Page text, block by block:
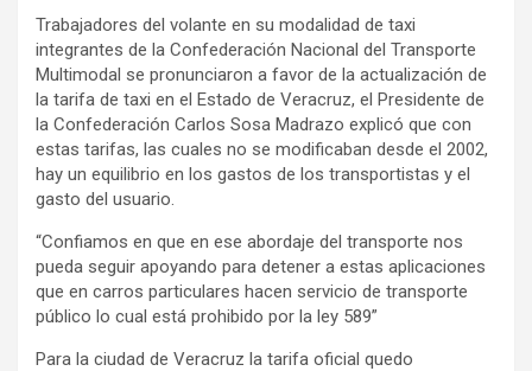
Trabajadores del volante en su modalidad de taxi
integrantes de la Confederación Nacional del Transporte
Multimodal se pronunciaron a favor de la actualización de
la tarifa de taxi en el Estado de Veracruz, el Presidente de
la Confederación Carlos Sosa Madrazo explicó que con
estas tarifas, las cuales no se modificaban desde el 2002,
hay un equilibrio en los gastos de los transportistas y el
gasto del usuario.
“Confiamos en que en ese abordaje del transporte nos
pueda seguir apoyando para detener a estas aplicaciones
que en carros particulares hacen servicio de transporte
público lo cual está prohibido por la ley 589”
Para la ciudad de Veracruz la tarifa oficial quedo